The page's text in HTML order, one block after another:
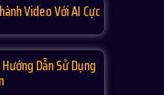
Video Với AI Cực
Dẫn Sử Dụng